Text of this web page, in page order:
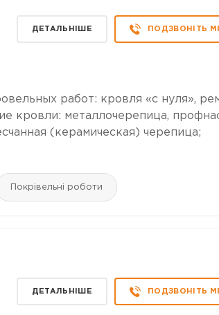
ДЕТАЛЬНІШЕ ПОДЗВОНІТЬ
работ: кровля «с нуля»,
кровли: металлочерепица,
(керамическая) черепица;
Покрівельні роботи
ДЕТАЛЬНІШЕ ПОДЗВОНІТЬ